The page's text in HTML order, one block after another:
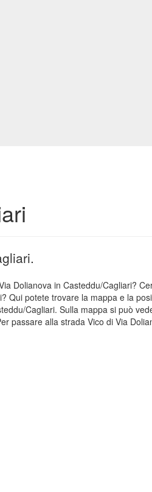
Dolianova in Casteddu/Cagliari?
Qui potete trovare la mappa e la
Cagliari. Sulla mappa si può
passare alla strada Vico di Via